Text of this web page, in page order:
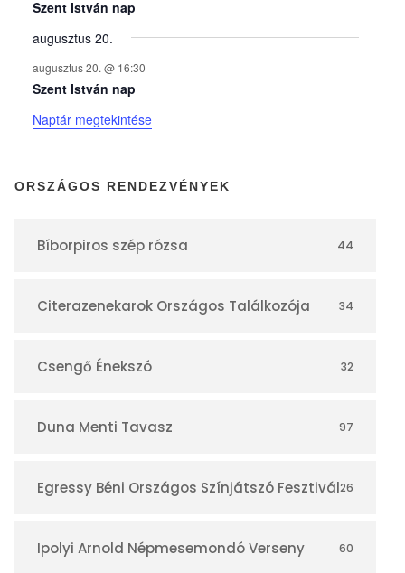
y
e
k
n
a
á
r
Szent István nap
augusztus 20.
augusztus 20. @ 16:30
Szent István nap
Naptár megtekintése
ORSZÁGOS RENDEZVÉNYEK
Bíborpiros szép rózsa 44
Citerazenekarok Országos Találkozója 34
Csengő Énekszó 32
Duna Menti Tavasz 97
Egressy Béni Országos Színjátszó Fesztivál26
Ipolyi Arnold Népmesemondó Verseny 60